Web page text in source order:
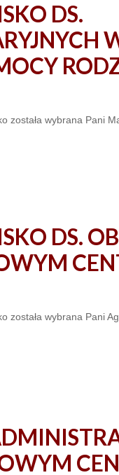
DS.
wybrana Pani
DS.
wybrana Pani